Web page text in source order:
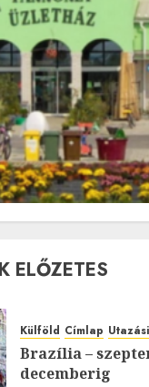
ELŐZETES
Külföld Címlap
Brazília –
decemberig